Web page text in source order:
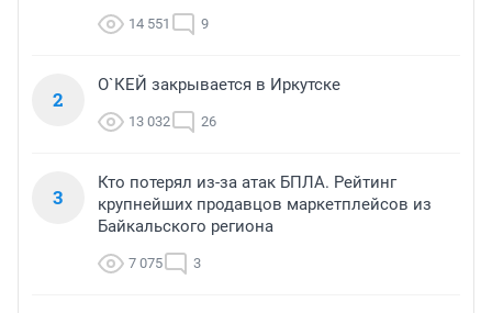
14 551 9
2
О`КЕЙ закрывается в Иркутске
13 032 26
3
Кто потерял из-за атак БПЛА. Рейтинг
крупнейших продавцов маркетплейсов из
Байкальского региона
7 075 3